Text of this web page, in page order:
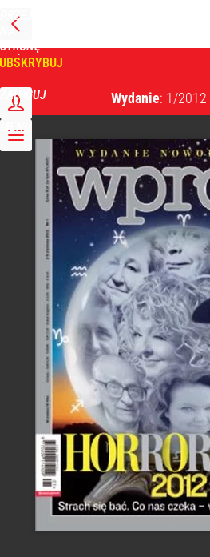
PRZEJDŹ
NA
STRONĘ
GŁÓWNĄ
ZALOGUJ
MENU
Wydanie: 1/2012